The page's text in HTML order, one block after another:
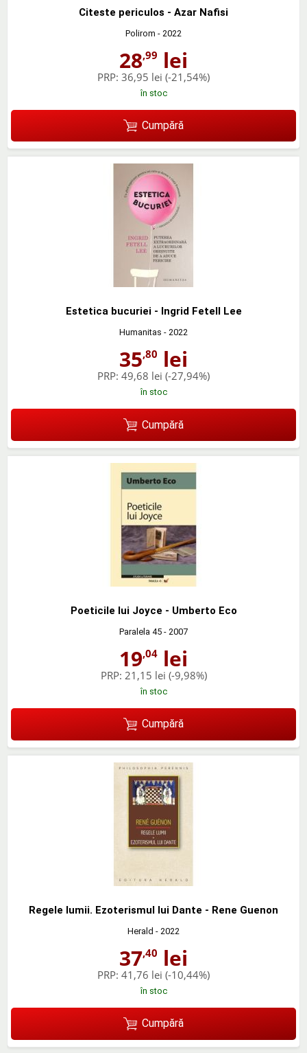
Citeste periculos - Azar Nafisi
Polirom - 2022
28,99 lei
PRP: 36,95 lei (-21,54%)
în stoc
Cumpără
Estetica bucuriei - Ingrid Fetell Lee
Humanitas - 2022
35,80 lei
PRP: 49,68 lei (-27,94%)
în stoc
Cumpără
Poeticile lui Joyce - Umberto Eco
Paralela 45 - 2007
19,04 lei
PRP: 21,15 lei (-9,98%)
în stoc
Cumpără
Regele lumii. Ezoterismul lui Dante - Rene Guenon
Herald - 2022
37,40 lei
PRP: 41,76 lei (-10,44%)
în stoc
Cumpără